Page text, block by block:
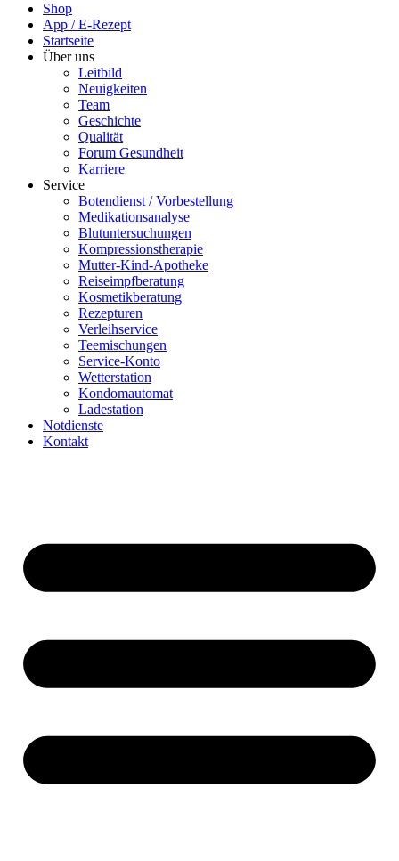
Shop
App / E-Rezept
Startseite
Über uns
Leitbild
Neuigkeiten
Team
Geschichte
Qualität
Forum Gesundheit
Karriere
Service
Botendienst / Vorbestellung
Medikationsanalyse
Blutuntersuchungen
Kompressionstherapie
Mutter-Kind-Apotheke
Reiseimpfberatung
Kosmetikberatung
Rezepturen
Verleihservice
Teemischungen
Service-Konto
Wetterstation
Kondomautomat
Ladestation
Notdienste
Kontakt